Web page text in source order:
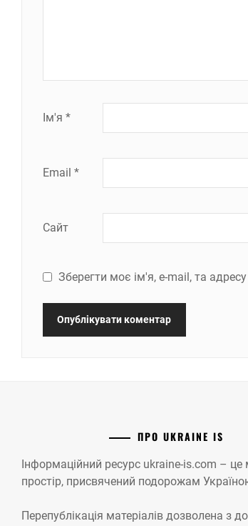
Ім'я *
Email *
Сайт
Зберегти моє ім'я, e-mail, та
ПРО UKRAINE IS
Інформаційний ресурс ukraine-is.com – це
простір, присвячений подорожам
Перепублікація матеріалів дозволена з